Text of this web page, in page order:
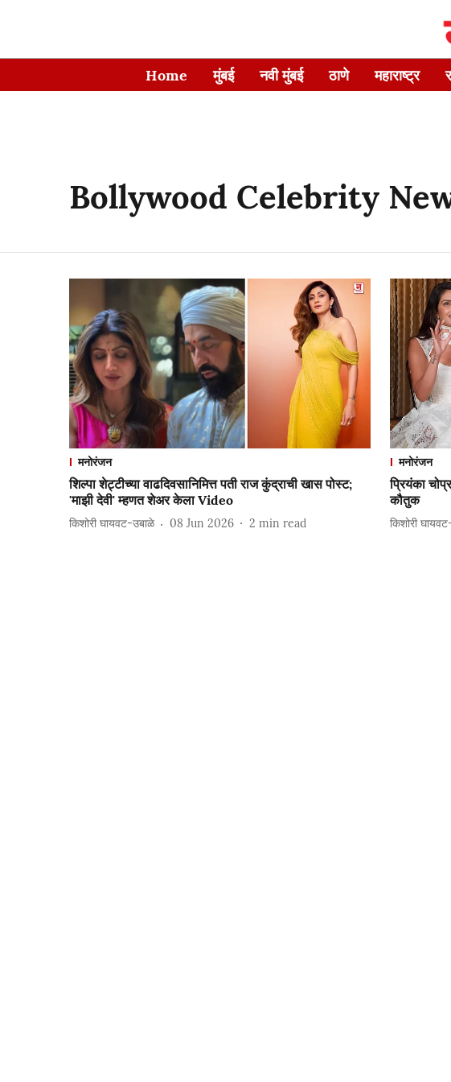
Home मुंबई नवी मुंबई ठाणे महाराष्ट्र
Bollywood Celebrity
मनोरंजन
शिल्पा शेट्टीच्या वाढदिवसानिमित्त पती राज कुंद्राची खास पोस्ट;
'माझी देवी' म्हणत शेअर केला Video
किशोरी घायवट-उबाळे 08 Jun 2026 2 min read
मनोरंजन
प्रियंका
कौतुक
किशोरी